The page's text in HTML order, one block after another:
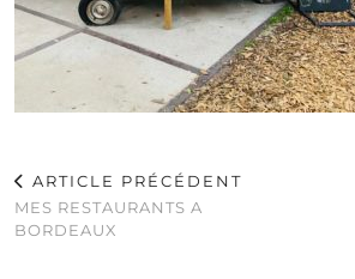
ARTICLE PRÉCÉDENT
MES RESTAURANTS A
BORDEAUX